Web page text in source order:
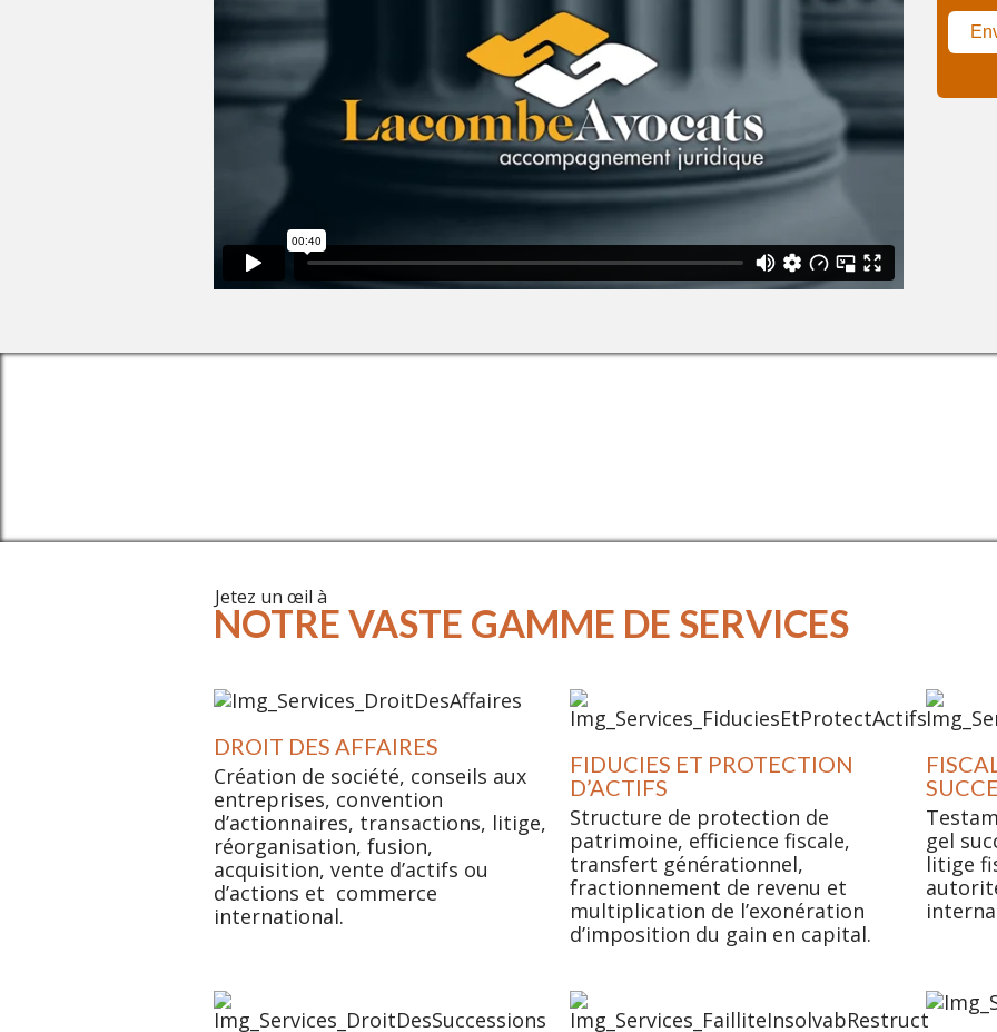
Jetez un œil à
NOTRE VASTE GAMME DE SERVICES
DROIT DES AFFAIRES
Création de société, conseils aux
entreprises, convention
d’actionnaires, transactions, litige,
réorganisation, fusion,
acquisition, vente d’actifs ou
d’actions et commerce
international.
FIDUCIES ET PROTECTION
D’ACTIFS
Structure de protection de
patrimoine, efficience fiscale,
transfert générationnel,
fractionnement de revenu et
multiplication de l’exonération
d’imposition du gain en capital.
gel
litige